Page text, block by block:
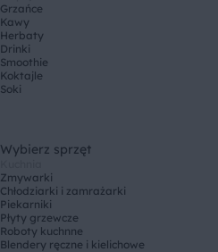
Grzańce
Kawy
Herbaty
Drinki
Smoothie
Koktajle
Soki
Wybierz sprzęt
Zmywarki
Chłodziarki i zamrażarki
Piekarniki
Płyty grzewcze
Roboty kuchnne
Blendery ręczne i kielichowe